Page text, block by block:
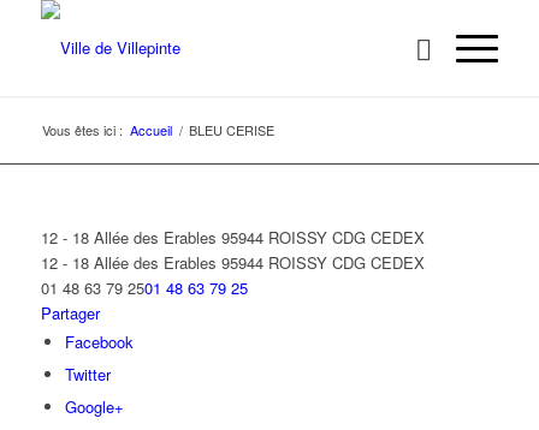
Vous êtes ici : Accueil / BLEU CERISE
12 - 18 Allée des Erables 95944 ROISSY CDG CEDEX
12 - 18 Allée des Erables 95944 ROISSY CDG CEDEX
01 48 63 79 2501 48 63 79 25
Partager
Facebook
Twitter
Google+